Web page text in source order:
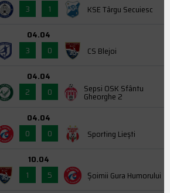
3
1 KSE Târgu Secuiesc
04.04
3
0 CS Blejoi
04.04
2
0 Sepsi OSK Sfântu
Gheorghe 2
04.04
0
0 Sporting Liești
10.04
1
5 Şoimii Gura Humorului